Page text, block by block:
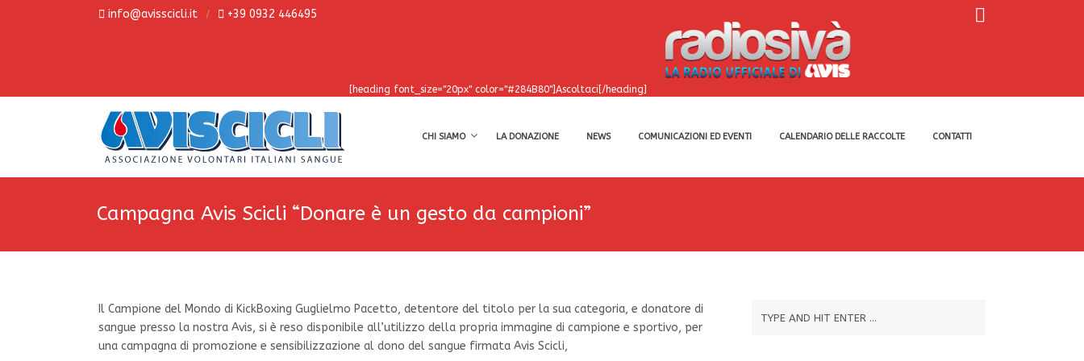
info@avisscicli.it +39 0932 446495
[heading font_size="20px" color="#284B80"]Ascoltaci[/heading]
CHI SIAMO LA DONAZIONE NEWS COMUNICAZIONI ED EVENTI CALENDARIO DELLE RACCOLTE CONTATTI
Campagna Avis Scicli “Donare è un gesto da campioni”
Il Campione del Mondo di KickBoxing Guglielmo Pacetto, detentore del titolo per la sua categoria, e donatore di
sangue presso la nostra Avis, si è reso disponibile all’utilizzo della propria immagine di campione e sportivo, per
una campagna di promozione e sensibilizzazione al dono del sangue firmata Avis Scicli,